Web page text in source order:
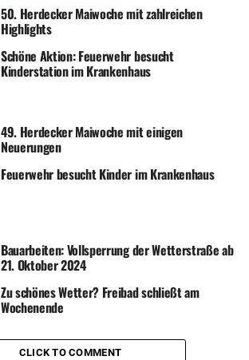
50. Herdecker Maiwoche mit zahlreichen
Highlights
Schöne Aktion: Feuerwehr besucht
Kinderstation im Krankenhaus
49. Herdecker Maiwoche mit einigen
Neuerungen
Feuerwehr besucht Kinder im Krankenhaus
Bauarbeiten: Vollsperrung der Wetterstraße ab
21. Oktober 2024
Zu schönes Wetter? Freibad schließt am
Wochenende
CLICK TO COMMENT